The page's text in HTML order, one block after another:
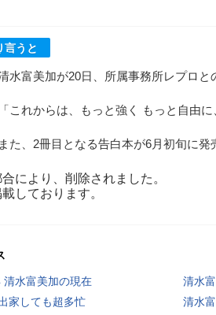
言うと
水富美加が20日、所属事務所レプロと
「これからは、もっと強く もっと自由
また、2冊目となる告白本が6月初旬に発
により、削除されました。
しております。
清水富美加の現在
清水
家しても超多忙
清水